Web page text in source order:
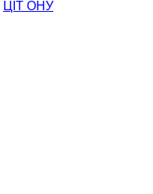
ЦІТ ОНУ